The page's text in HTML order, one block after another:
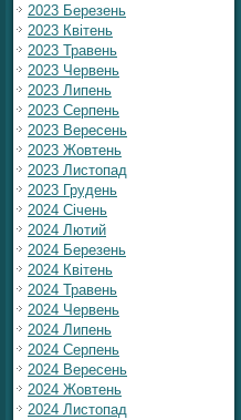
2023 Березень
2023 Квітень
2023 Травень
2023 Червень
2023 Липень
2023 Серпень
2023 Вересень
2023 Жовтень
2023 Листопад
2023 Грудень
2024 Січень
2024 Лютий
2024 Березень
2024 Квітень
2024 Травень
2024 Червень
2024 Липень
2024 Серпень
2024 Вересень
2024 Жовтень
2024 Листопад